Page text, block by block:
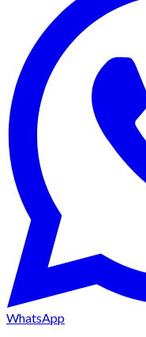
WhatsApp